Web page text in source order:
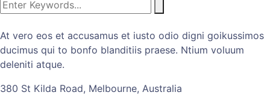
At vero eos et accusamus et iusto odio digni goikussimos
ducimus qui to bonfo blanditiis praese. Ntium voluum
deleniti atque.
380 St Kilda Road, Melbourne, Australia